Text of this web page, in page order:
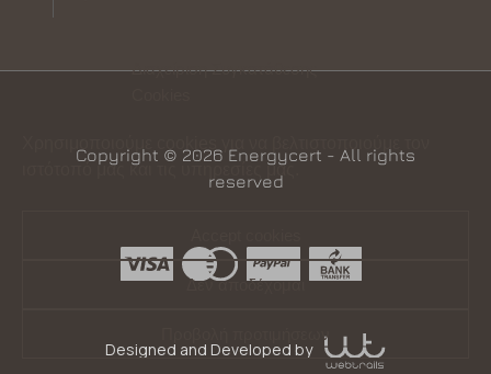
Διαχείριση Συγκατάθεσης
ιστότοπό μας και τις υπηρεσίες μας.
Δεν αποδέχομαι
Προβολή προτιμήσεων
Copyright © 2026 Energycert - All rights
reserved
Designed and Developed by